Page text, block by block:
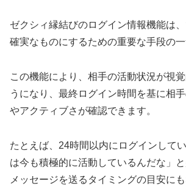
ゼクシィ縁結びのログイン情報機能は
確実なものにするための重要な手段の一
この機能により、相手の活動状況が視
うになり、最終ログイン時間を基に相
やアクティブさが確認できます。
たとえば、24時間以内にログインして
は今も積極的に活動しているんだな」と
メッセージを送るタイミングの目安にも